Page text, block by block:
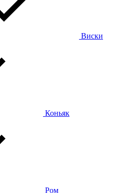
Виски
Коньяк
Ром